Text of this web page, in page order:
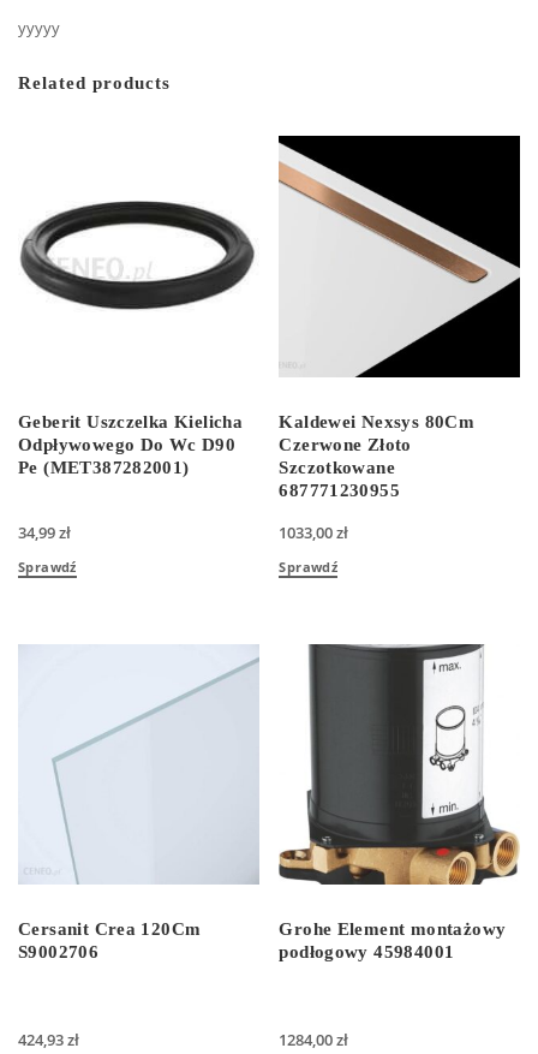
yyyyy
Related products
Geberit Uszczelka Kielicha
Odpływowego Do Wc D90
Pe (MET387282001)
34,99zł
Sprawdź
Kaldewei Nexsys 80Cm
Czerwone Złoto
Szczotkowane
687771230955
1033,00zł
Sprawdź
Cersanit Crea 120Cm
S9002706
424,93zł
Grohe Element montażowy
podłogowy 45984001
1284,00zł